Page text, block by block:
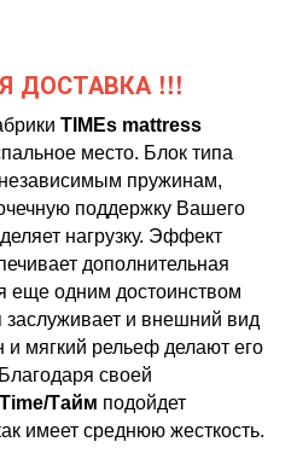
ДОСТАВКА !!!
TIMEs mattress
место. Блок типа
пружинам,
поддержку Вашего
нагрузку. Эффект
дополнительная
еще одним достоинством
и внешний вид
и мягкий рельеф делают его
своей
Time/Тайм подойдет
имеет среднюю жесткость.